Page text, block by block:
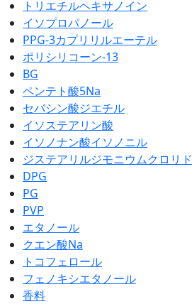
トリエチルヘキサノイン
イソプロパノール
PPG-3カプリリルエーテル
ポリシリコーン-13
BG
ペンテト酸5Na
セバシン酸ジエチル
イソステアリン酸
イソノナン酸イソノニル
ジステアリルジモニウムクロリド
DPG
PG
PVP
エタノール
クエン酸Na
トコフェロール
フェノキシエタノール
香料